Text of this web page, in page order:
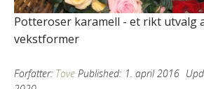
Potteroser karamell - et rikt utvalg
vekstformer
Forfatter: Tove Published: 1. april 2016